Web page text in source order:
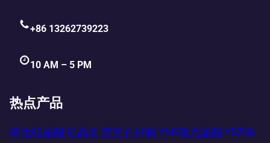
+86 13262739223
10 AM – 5 PM
热点产品
碳化硅晶圆 硅晶圆 蓝宝石衬底 YAG激光晶圆 YSZ单